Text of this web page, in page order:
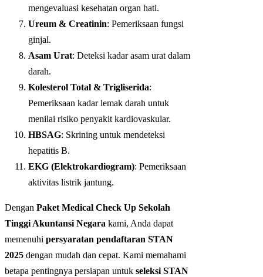
mengevaluasi kesehatan organ hati.
Ureum & Creatinin: Pemeriksaan fungsi
ginjal.
Asam Urat: Deteksi kadar asam urat dalam
darah.
Kolesterol Total & Trigliserida:
Pemeriksaan kadar lemak darah untuk
menilai risiko penyakit kardiovaskular.
HBSAG: Skrining untuk mendeteksi
hepatitis B.
EKG (Elektrokardiogram): Pemeriksaan
aktivitas listrik jantung.
Dengan Paket Medical Check Up Sekolah
Tinggi Akuntansi Negara kami, Anda dapat
memenuhi persyaratan pendaftaran STAN
2025 dengan mudah dan cepat. Kami memahami
betapa pentingnya persiapan untuk seleksi STAN